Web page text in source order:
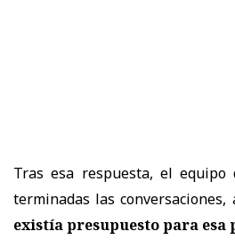
Tras esa respuesta, el
terminadas las conversaciones,
existía presupuesto para